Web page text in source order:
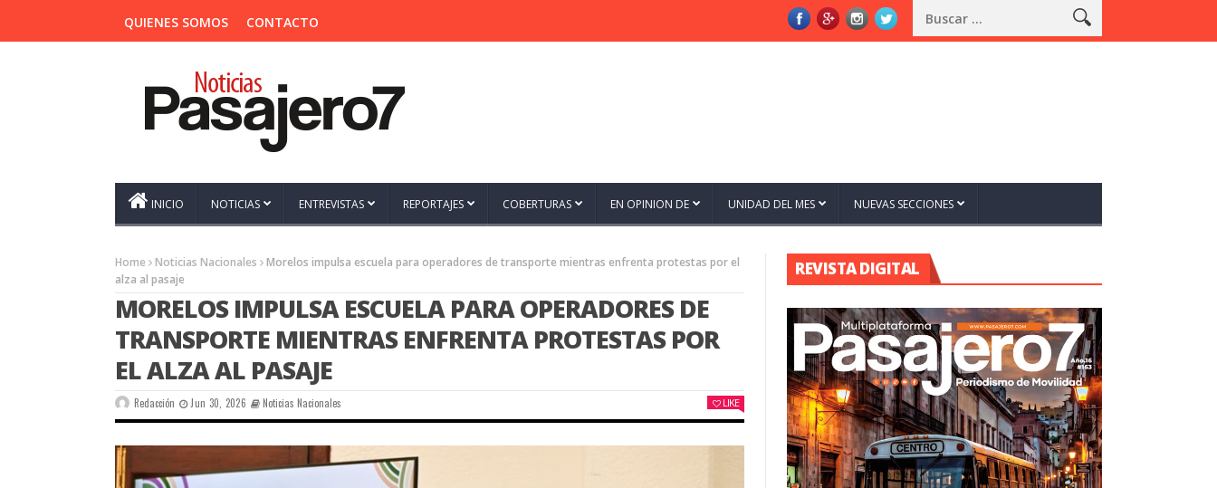
QUIENES SOMOS CONTACTO
INICIO NOTICIAS ENTREVISTAS REPORTAJES COBERTURAS EN OPINION DE UNIDAD DEL MES NUEVAS SECCIONES
Home Noticias Nacionales
Morelos impulsa escuela para operadores de transporte mientras enfrenta protestas por el
alza al pasaje
MORELOS IMPULSA ESCUELA PARA OPERADORES DE
TRANSPORTE MIENTRAS ENFRENTA PROTESTAS POR
EL ALZA AL PASAJE
Redacción Jun 30, 2026 Noticias Nacionales LIKE
REVISTA DIGITAL